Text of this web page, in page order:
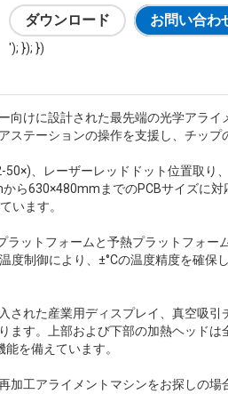
ダウンロード お問い合わ
'); }); })
向けに設計された最先端の光学アラ
テーションの操作を支援し、チップ
、レーザーレッドドット位置取り
ら630×480mmまでのPCBサイズに
います。
ットフォームと予熱プラットフォ
制御により、±°Cの温度精度を確
れた産業用ディスプレイ、真空吸
す。上部および下部の加熱ヘッド
を備えています。
工アライメントマシンをお探しの